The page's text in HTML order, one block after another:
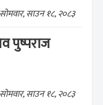
सोमवार, साउन १८, २०८३
पुष्पराज
सोमवार, साउन १८, २०८३